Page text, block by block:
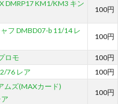
DMRP17 KM1/KM3 キン
100円
フ DMBD07-b 11/14 レ
100円
ロモ
100円
76 レア 100円
ムズ(MAXカード)
100円